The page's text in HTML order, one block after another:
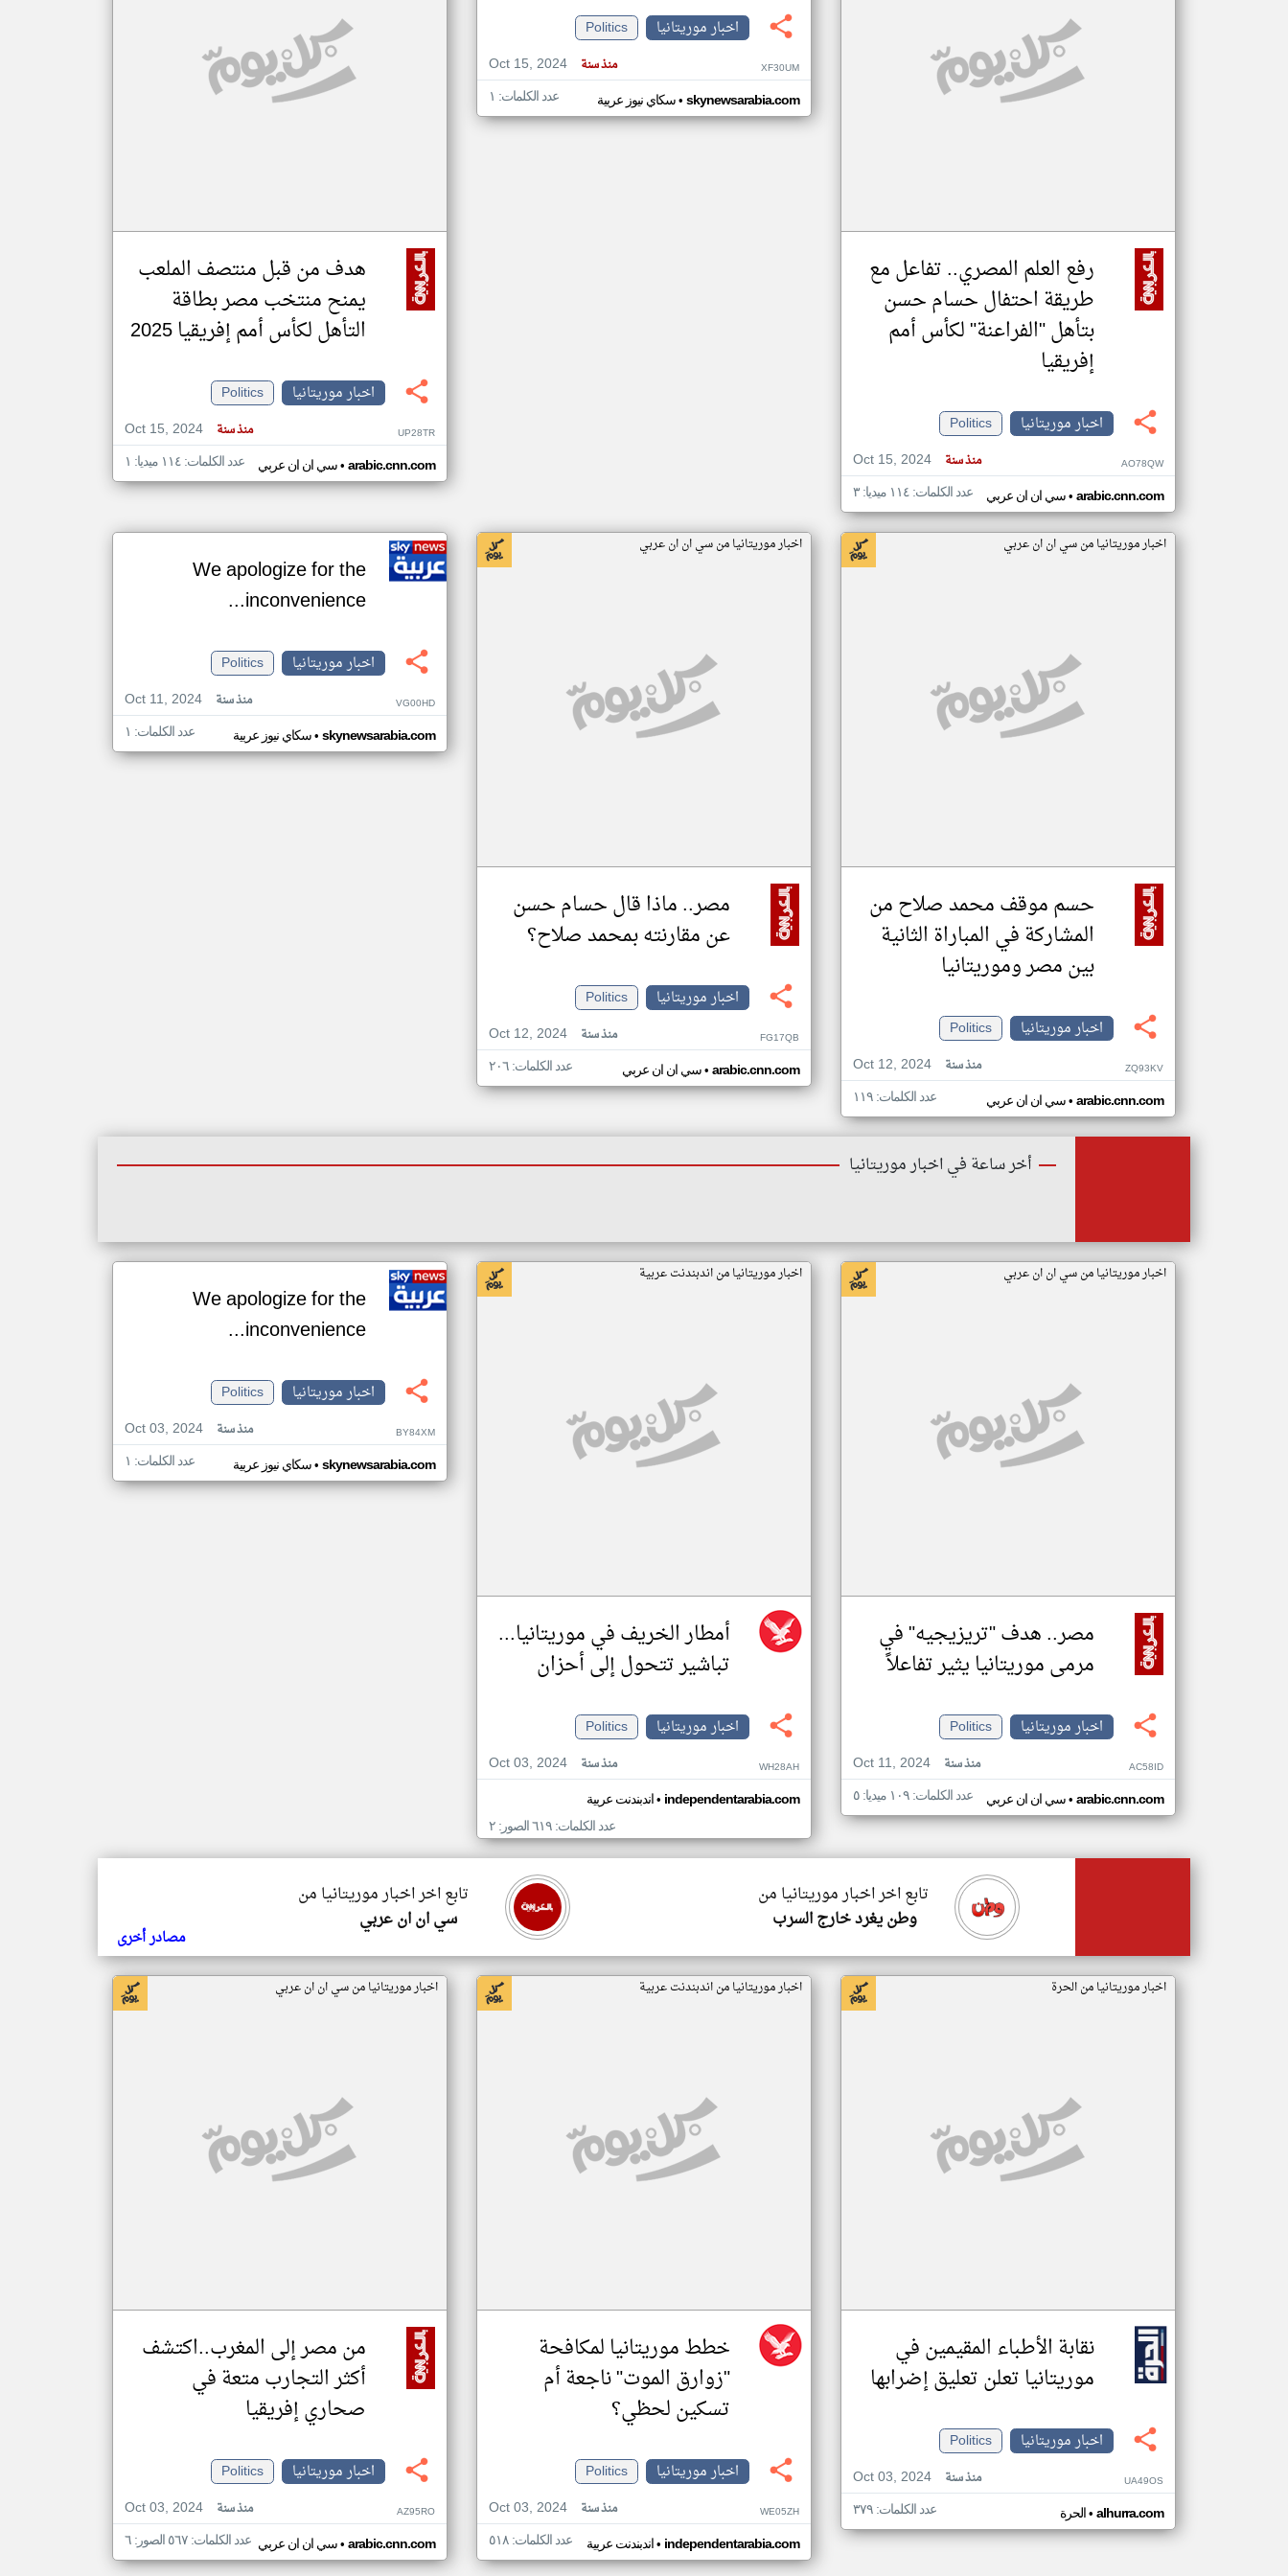
مصادر الأخبار من موريتانيا
رفع العلم المصري.. تفاعل مع
طريقة احتفال حسام حسن
بتأهل "الفراعنة" لكأس أمم
إفريقيا
اخبار موريتانيا
Politics
Oct 15, 2024
منذ سنة AO78QW
سي ان ان عربي• arabic.cnn.com عدد الكلمات: ١١٤ ميديا: ٣
اخبار موريتانيا
Politics
Oct 15, 2024
منذ سنة XF30UM
سكاي نيوز عربية• skynewsarabia.com عدد الكلمات: ١
هدف من قبل منتصف الملعب
يمنح منتخب مصر بطاقة
التأهل لكأس أمم إفريقيا 2025
اخبار موريتانيا
Politics
Oct 15, 2024
منذ سنة UP28TR
سي ان ان عربي• arabic.cnn.com عدد الكلمات: ١١٤ ميديا: ١
اخبار موريتانيا من سي ان ان عربي
حسم موقف محمد صلاح من
المشاركة في المباراة الثانية
بين مصر وموريتانيا
اخبار موريتانيا
Politics
Oct 12, 2024
منذ سنة ZQ93KV
سي ان ان عربي• arabic.cnn.com عدد الكلمات: ١١٩
اخبار موريتانيا من سي ان ان عربي
مصر.. ماذا قال حسام حسن
عن مقارنته بمحمد صلاح؟
اخبار موريتانيا
Politics
Oct 12, 2024
منذ سنة FG17QB
سي ان ان عربي• arabic.cnn.com عدد الكلمات: ٢٠٦
We apologize for the
inconvenience...
اخبار موريتانيا
Politics
Oct 11, 2024
منذ سنة VG00HD
سكاي نيوز عربية• skynewsarabia.com عدد الكلمات: ١
أخر ساعة في اخبار موريتانيا
اخبار موريتانيا من سي ان ان عربي
مصر.. هدف "تريزيجيه" في
مرمى موريتانيا يثير تفاعلاً
اخبار موريتانيا
Politics
Oct 11, 2024
منذ سنة AC58ID
سي ان ان عربي• arabic.cnn.com عدد الكلمات: ١٠٩ ميديا: ٥
اخبار موريتانيا من اندبندنت عربية
أمطار الخريف في موريتانيا...
تباشير تتحول إلى أحزان
اخبار موريتانيا
Politics
Oct 03, 2024
منذ سنة WH28AH
اندبندنت عربية• independentarabia.com
عدد الكلمات: ٦١٩ الصور: ٢
We apologize for the
inconvenience...
اخبار موريتانيا
Politics
Oct 03, 2024
منذ سنة BY84XM
سكاي نيوز عربية• skynewsarabia.com عدد الكلمات: ١
تابع اخر اخبار موريتانيا من
سي ان ان عربي
تابع اخر اخبار موريتانيا من
وطن يغرد خارج السرب
مصادر أخرى
اخبار موريتانيا من الحرة
نقابة الأطباء المقيمين في
موريتانيا تعلن تعليق إضرابها
اخبار موريتانيا
Politics
Oct 03, 2024
منذ سنة UA49OS
الحرة• alhurra.com عدد الكلمات: ٣٧٩
اخبار موريتانيا من اندبندنت عربية
خطط موريتانيا لمكافحة
"زوارق الموت" ناجعة أم
تسكين لحظي؟
اخبار موريتانيا
Politics
Oct 03, 2024
منذ سنة WE05ZH
اندبندنت عربية• independentarabia.com عدد الكلمات: ٥١٨
اخبار موريتانيا من سي ان ان عربي
من مصر إلى المغرب..اكتشف
أكثر التجارب متعة في
صحاري إفريقيا
اخبار موريتانيا
Politics
Oct 03, 2024
منذ سنة AZ95RO
سي ان ان عربي• arabic.cnn.com عدد الكلمات: ٥٦٧ الصور: ٦